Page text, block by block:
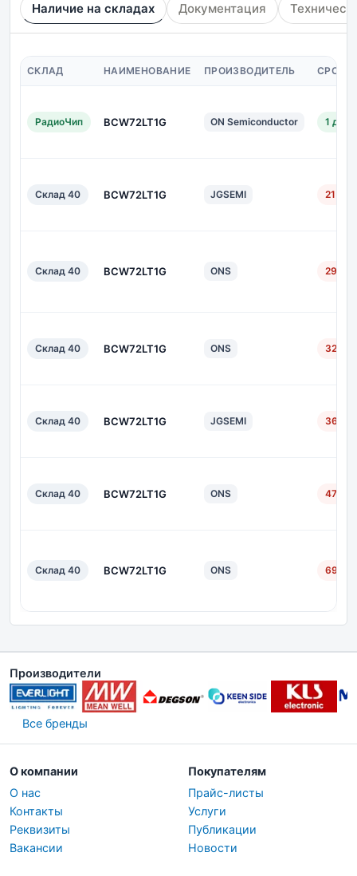
Наличие на складах Документация
СКЛАД НАИМЕНОВАНИЕ ПРОИЗВОДИТЕЛЬ СРОК
РадиоЧип BCW72LT1G ON Semiconductor 1 дн.
Склад 40 BCW72LT1G JGSEMI 21 дн.
Склад 40 BCW72LT1G ONS 29 дн.
Склад 40 BCW72LT1G ONS 32 дн.
Склад 40 BCW72LT1G JGSEMI 36 дн.
Склад 40 BCW72LT1G ONS 47 дн.
Склад 40 BCW72LT1G ONS 69 дн.
Производители
Все бренды
О компании
О нас
Контакты
Реквизиты
Вакансии
Покупателям
Прайс-листы
Услуги
Публикации
Новости